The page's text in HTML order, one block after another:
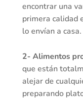
encontrar una
primera calidad
lo envían a casa.
2- Alimentos
que están
alejar de
preparando